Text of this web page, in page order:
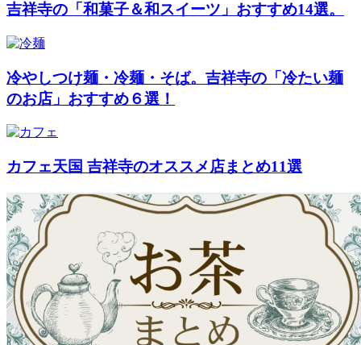
吉祥寺の「和菓子＆和スイーツ」おすすめ14選。
冷やしつけ麺・冷麺・そば。吉祥寺の「冷たい麺
のお店」おすすめ６選！
カフェ天国 吉祥寺のオススメ店まとめ11選